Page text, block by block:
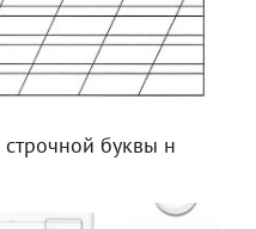
буквы н